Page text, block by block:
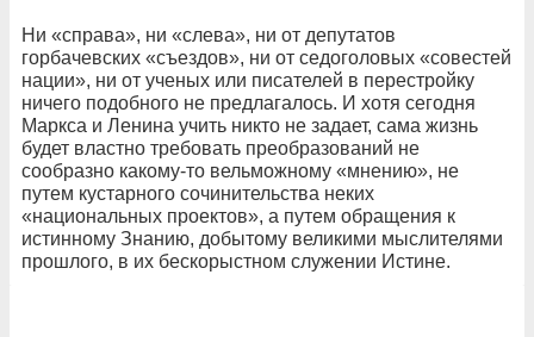
Ни «справа», ни «слева», ни от депутатов
горбачевских «съездов», ни от седоголовых «совестей
нации», ни от ученых или писателей в перестройку
ничего подобного не предлагалось. И хотя сегодня
Маркса и Ленина учить никто не задает, сама жизнь
будет властно требовать преобразований не
сообразно какому-то вельможному «мнению», не
путем кустарного сочинительства неких
«национальных проектов», а путем обращения к
истинному Знанию, добытому великими мыслителями
прошлого, в их бескорыстном служении Истине.